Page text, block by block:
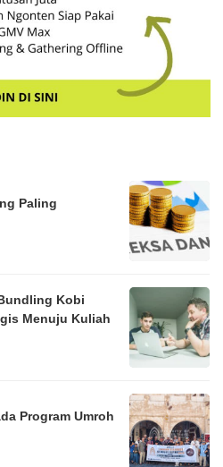
Paling
Kobi
Menuju Kuliah
Program Umroh